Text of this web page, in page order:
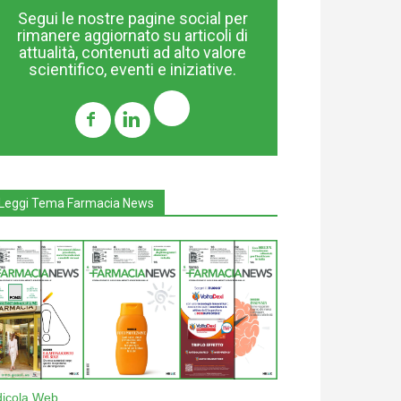
Segui le nostre pagine social per
rimanere aggiornato su articoli di
attualità, contenuti ad alto valore
scientifico, eventi e iniziative.
Tema Farmacia News
Web